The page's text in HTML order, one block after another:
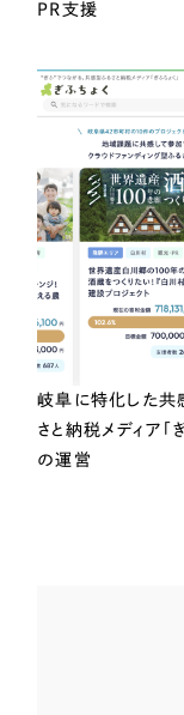
PR支援
岐阜に特化した共
さと納税メディア「
の運営